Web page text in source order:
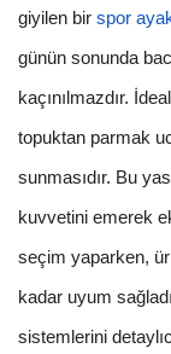
giyilen bir spor
günün sonunda
kaçınılmazdır.
topuktan parmak
sunmasıdır. Bu
kuvvetini emerek
seçim yaparken,
kadar uyum
sistemlerini